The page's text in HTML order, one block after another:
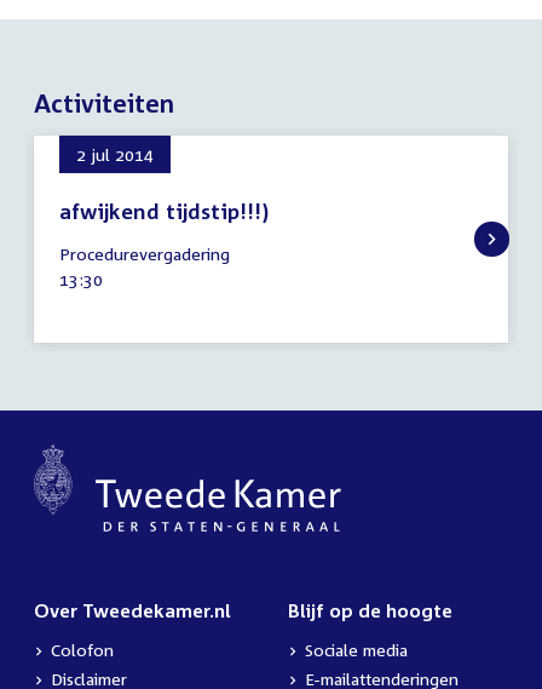
Activiteiten
2 jul 2014
afwijkend tijdstip!!!)
juli
2014
Procedurevergadering
Tijd
13:30
Over Tweedekamer.nl
Colofon
Disclaimer
Blijf op de hoogte
Sociale media
E-mailattenderingen